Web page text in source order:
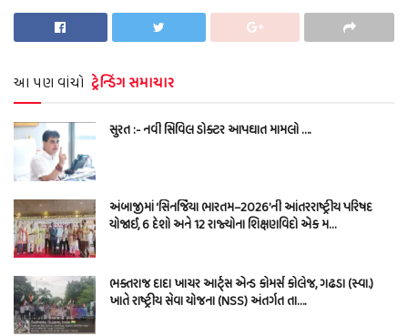
આ પણ વાંચો ટ્રેન્ડિંગ સમાચાર
સુરત :- નવી સિવિલ ડોક્ટર આપઘાત મામલો ….
અંબાજીમાં ‘સિનર્જિયા ભારતમ–2026’ની આંતરરાષ્ટ્રીય પરિષદ
યોજાઈ, 6 દેશો અને 12 રાજ્યોના શિક્ષણવિદો એક મ…
ભક્તરાજ દાદા ખાચર આર્ટ્સ એન્ડ કોમર્સ કોલેજ, ગઢડા (સ્વા.)
ખાતે રાષ્ટ્રીય સેવા યોજના (NSS) અંતર્ગત તા….